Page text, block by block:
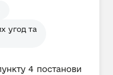
угод та
4 постанови